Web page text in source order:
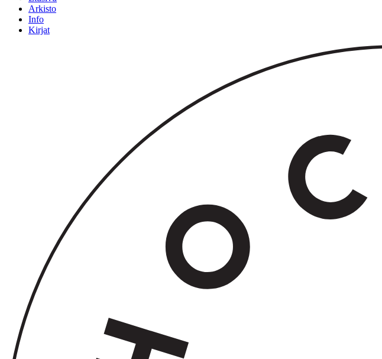
Arkisto
Info
Kirjat